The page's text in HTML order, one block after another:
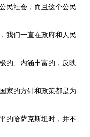
民社会，而且这个公民
我们一直在政府和人民
的、内涵丰富的，反映
家的方针和政策都是为
的哈萨克斯坦时，并不